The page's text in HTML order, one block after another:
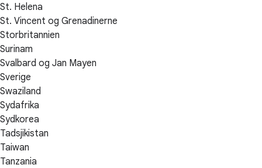
St. Helena
St. Vincent og Grenadinerne
Storbritannien
Surinam
Svalbard og Jan Mayen
Sverige
Swaziland
Sydafrika
Sydkorea
Tadsjikistan
Taiwan
Tanzania